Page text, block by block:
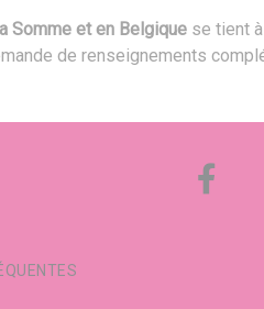
Somme et en Belgique se tient
de renseignements